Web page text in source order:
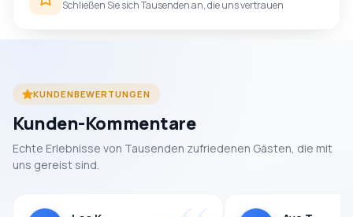
Schließen Sie sich Tausenden an, die uns vertrauen
KUNDENBEWERTUNGEN
Kunden-Kommentare
Echte Erlebnisse von Tausenden zufriedenen Gästen, die mit
uns gereist sind.